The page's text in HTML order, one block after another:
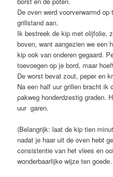
De oven werd voorverwarmd
grillstand aan.
Ik bestreek de kip met olijfolie,
boven, want aangezien we een
kip ook van onderen gegaard.
toevoegen op je bord, maar
De worst bevat zout, peper en
Na een half uur grillen bracht ik
pakweg honderdzestig graden.
uur garen.
(Belangrijk: laat de kip tien
nadat je haar uit de oven hebt
consistentie van het vlees en
wonderbaarlijke wijze ten